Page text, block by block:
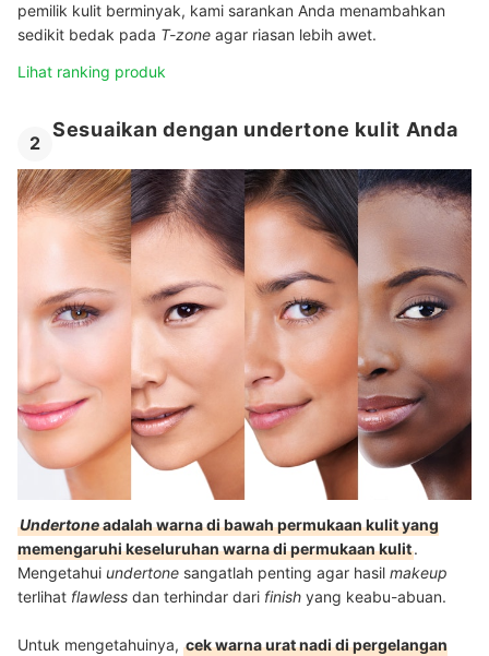
pemilik kulit berminyak, kami sarankan Anda menambahkan
sedikit bedak pada T-zone agar riasan lebih awet.
Lihat ranking produk
2
Sesuaikan dengan undertone kulit Anda
Undertoneadalah warna di bawah permukaan kulit yang
memengaruhi keseluruhan warna di permukaan kulit.
Mengetahui undertone sangatlah penting agar hasil makeup
terlihat flawless dan terhindar dari finish yang keabu-abuan.
Untuk mengetahuinya, cek warna urat nadi di pergelangan